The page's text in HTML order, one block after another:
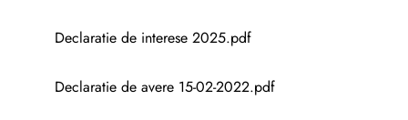
Declaratie de interese 2025.pdf
Declaratie de avere 15-02-2022.pdf